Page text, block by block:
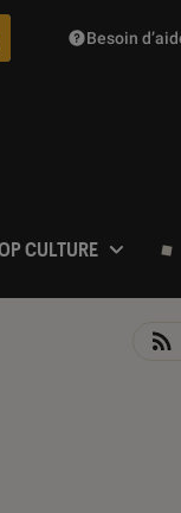
Des suggestions de
Besoin
CULTURE